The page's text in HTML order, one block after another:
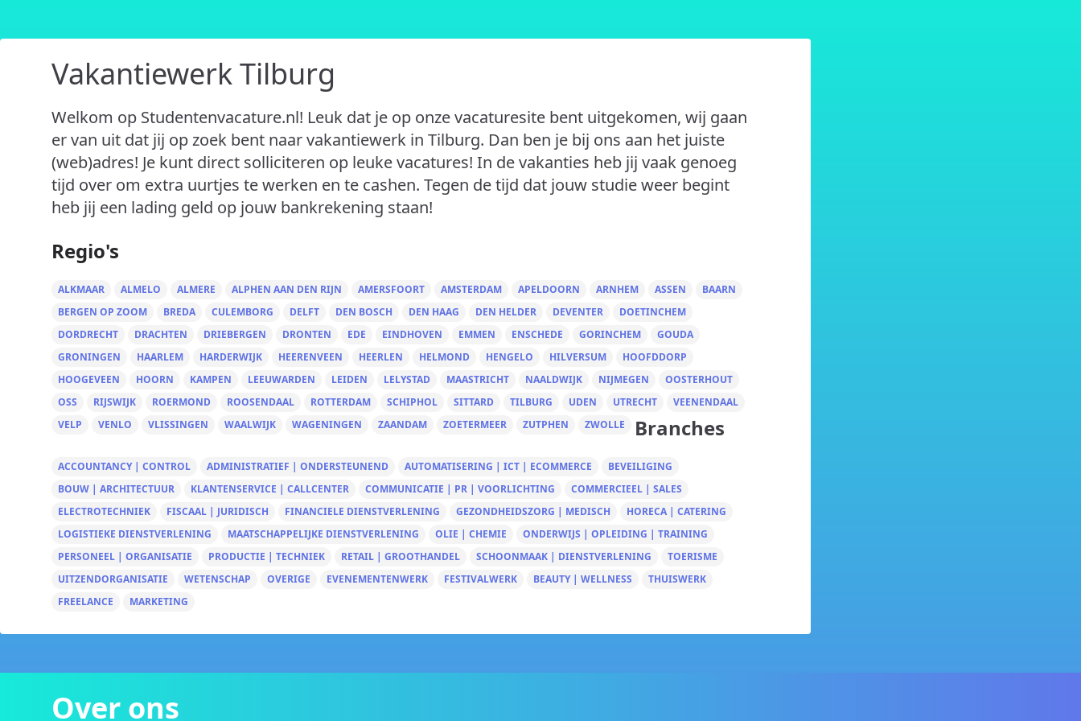
Vakantiewerk Tilburg
Welkom op Studentenvacature.nl! Leuk dat je op onze vacaturesite bent uitgekomen, wij gaan
er van uit dat jij op zoek bent naar vakantiewerk in Tilburg. Dan ben je bij ons aan het juiste
(web)adres! Je kunt direct solliciteren op leuke vacatures! In de vakanties heb jij vaak genoeg
tijd over om extra uurtjes te werken en te cashen. Tegen de tijd dat jouw studie weer begint
heb jij een lading geld op jouw bankrekening staan!
Regio's
ALKMAAR ALMELO ALMERE ALPHEN AAN DEN RIJN AMERSFOORT AMSTERDAM APELDOORN ARNHEM ASSEN
BAARN
BERGEN OP ZOOM
BREDA CULEMBORG DELFT DEN BOSCH DEN HAAG DEN HELDER DEVENTER
DOETINCHEM
DORDRECHT
DRACHTEN DRIEBERGEN DRONTEN EDE EINDHOVEN EMMEN ENSCHEDE GORINCHEM
GOUDA
GRONINGEN
HAARLEM HARDERWIJK HEERENVEEN HEERLEN HELMOND HENGELO HILVERSUM
HOOFDDORP
HOOGEVEEN
HOORN KAMPEN LEEUWARDEN LEIDEN LELYSTAD MAASTRICHT NAALDWIJK NIJMEGEN
OOSTERHOUT
OSS
RIJSWIJK ROERMOND ROOSENDAAL ROTTERDAM SCHIPHOL SITTARD TILBURG UDEN UTRECHT
VEENENDAAL
VELP
VENLO VLISSINGEN WAALWIJK WAGENINGEN ZAANDAM ZOETERMEER ZUTPHEN ZWOLLE Branches
ACCOUNTANCY | CONTROL ADMINISTRATIEF | ONDERSTEUNEND AUTOMATISERING | ICT | ECOMMERCE
BEVEILIGING
BOUW | ARCHITECTUUR
KLANTENSERVICE | CALLCENTER COMMUNICATIE | PR | VOORLICHTING
COMMERCIEEL | SALES
ELECTROTECHNIEK
FISCAAL | JURIDISCH FINANCIELE DIENSTVERLENING GEZONDHEIDSZORG | MEDISCH
HORECA | CATERING
LOGISTIEKE DIENSTVERLENING
MAATSCHAPPELIJKE DIENSTVERLENING OLIE | CHEMIE
ONDERWIJS | OPLEIDING | TRAINING
PERSONEEL | ORGANISATIE
PRODUCTIE | TECHNIEK RETAIL | GROOTHANDEL SCHOONMAAK | DIENSTVERLENING
TOERISME
UITZENDORGANISATIE
WETENSCHAP OVERIGE EVENEMENTENWERK FESTIVALWERK BEAUTY | WELLNESS
THUISWERK
FREELANCE
MARKETING
Over ons